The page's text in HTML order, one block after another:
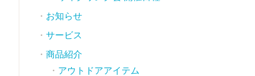
お知らせ
サービス
商品紹介
アウトドアアイテム